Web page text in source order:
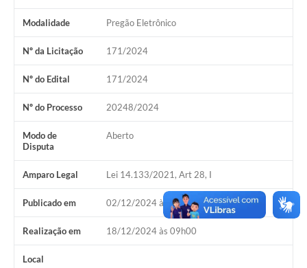
Telefones Úteis
A Prefeitura
Enquete
Jornal
Agenda
SIC
Diário Oficial
Modalidade Pregão Eletrônico
Nº da Licitação 171/2024
Nº do Edital 171/2024
Nº do Processo 20248/2024
Modo de
Disputa
Aberto
Amparo Legal Lei 14.133/2021, Art 28, I
Publicado em 02/12/2024 às 16h30
Realização em 18/12/2024 às 09h00
Local